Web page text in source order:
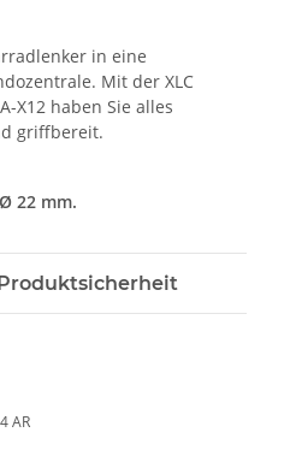
in eine
Mit der XLC
X12 haben Sie alles
griffbereit.
22 mm.
AR